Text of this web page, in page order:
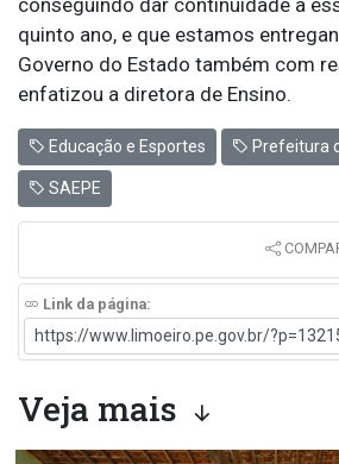
quinto ano, e que estamos
Governo do Estado também com
enfatizou a diretora de Ensino.
Educação e Esportes Prefeitura
SAEPE
Link da página:
Veja mais